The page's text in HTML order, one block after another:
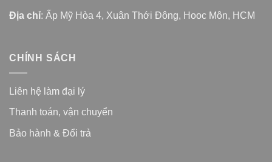
Địa chỉ: Ấp Mỹ Hòa 4, Xuân Thới Đông, Hooc Môn, HCM
CHÍNH SÁCH
Liên hệ làm đại lý
Thanh toán, vận chuyển
Bảo hành & Đổi trả